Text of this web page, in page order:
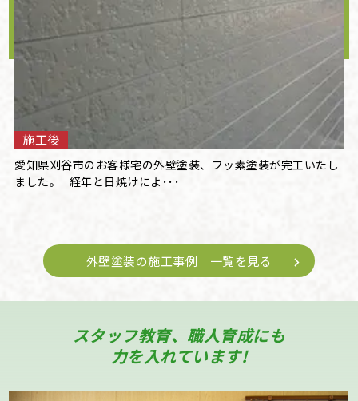
施工後
愛知県刈谷市のお客様宅の外壁塗装、フッ素塗装が完工いたし
ました。 経年と日焼けによ･･･
外壁塗装の施工事例 一覧を見る
スタッフ教育、職人育成にも
力を入れています!